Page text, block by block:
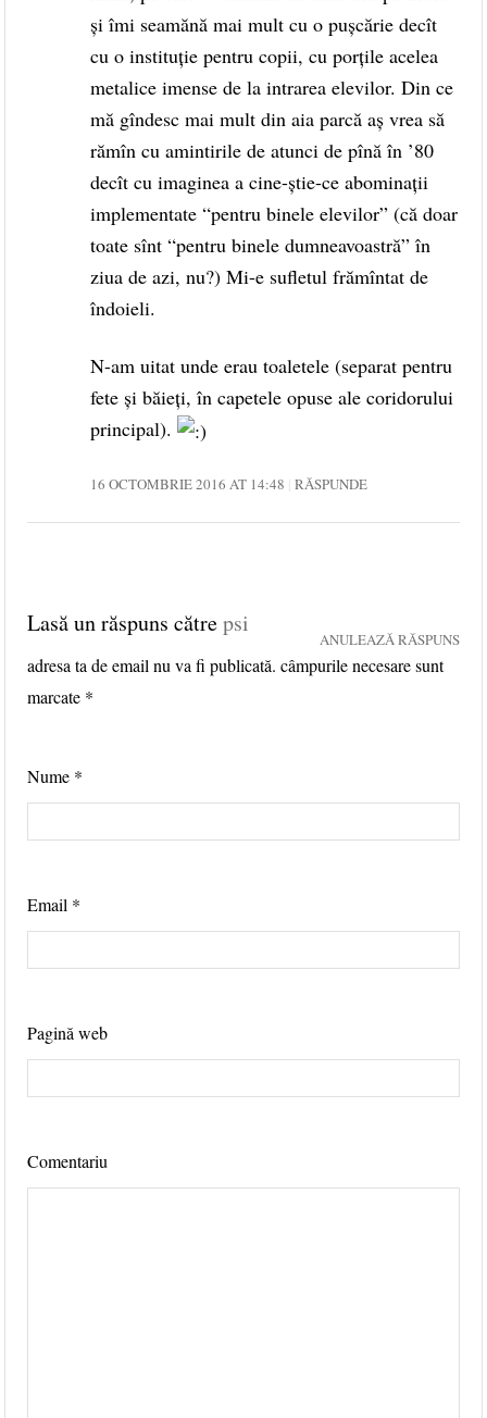
şi îmi seamănă mai mult cu o puşcărie decît
cu o instituţie pentru copii, cu porţile acelea
metalice imense de la intrarea elevilor. Din ce
mă gîndesc mai mult din aia parcă aş vrea să
rămîn cu amintirile de atunci de pînă în ’80
decît cu imaginea a cine-ştie-ce abominaţii
implementate “pentru binele elevilor” (că doar
toate sînt “pentru binele dumneavoastră” în
ziua de azi, nu?) Mi-e sufletul frămîntat de
îndoieli.
N-am uitat unde erau toaletele (separat pentru
fete şi băieţi, în capetele opuse ale coridorului
principal).
16 OCTOMBRIE 2016 AT 14:48 RĂSPUNDE
Lasă un răspuns cătrepsi
ANULEAZĂ RĂSPUNS
adresa ta de email nu va fi publicată. câmpurile necesare sunt
marcate *
Nume *
Email *
Pagină web
Comentariu